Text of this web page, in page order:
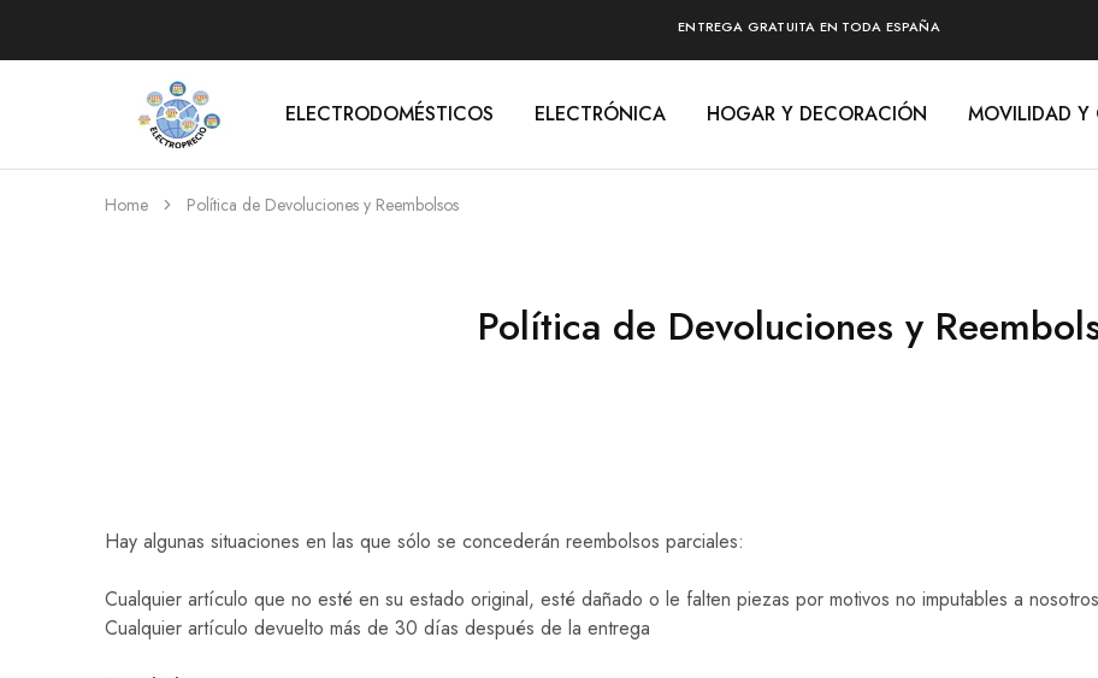
ENTREGA GRATUITA EN TODA ESPAÑA
Electroprecio ELECTRODOMÉSTICOS ELECTRÓNICA HOGAR Y DECORACIÓN MOVILIDAD Y
Home Política de Devoluciones y Reembolsos
Política de Devoluciones y
Hay algunas situaciones en las que sólo se concederán reembolsos parciales:
Cualquier artículo que no esté en su estado original, esté dañado o le falten piezas por motivos no imputables a
Cualquier artículo devuelto más de 30 días después de la entrega